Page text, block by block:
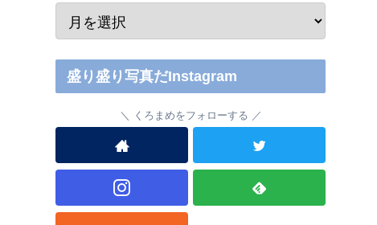
盛り盛り写真だInstagram
くろまめをフォローする